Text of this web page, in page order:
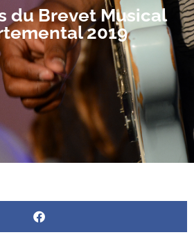
du Brevet Musical
2019